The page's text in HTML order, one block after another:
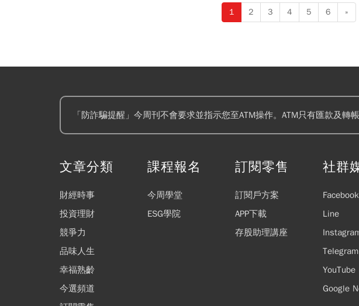
歷史高峰755元，股價已剩當年的23分之1，今年
跌，跌幅近4成。
1 2 3 4 5 6 »
「防詐騙提醒」今周刊不會要求並指示您至ATM操作。ATM只有匯款及
文章分類
財經時事
投資理財
競爭力
品味人生
幸福熟齡
今選頻道
課程報名
今周學堂
ESG學院
訂閱零售
訂閱戶方案
APP下載
存股助理講座
社群
Facebook
Line
Telegram
YouTube
Google